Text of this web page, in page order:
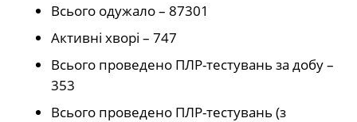
Всього одужало – 87301
Активні хворі – 747
Всього проведено ПЛР-тестувань за добу –
353
Всього проведено ПЛР-тестувань (з